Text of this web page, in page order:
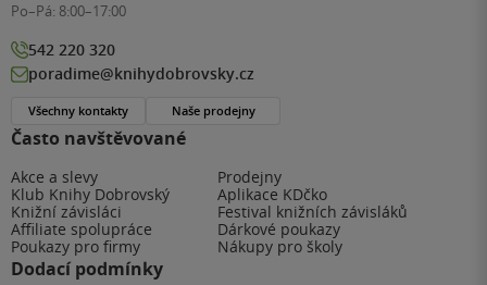
Často navštěvované
Akce a slevy
Prodejny
Klub Knihy Dobrovský
Aplikace KDčko
Knižní závisláci
Festival knižních závisláků
Affiliate spolupráce
Dárkové poukazy
Poukazy pro firmy
Nákupy pro školy
Dodací podmínky
Po–Pá: 8:00–17:00
542 220 320
poradime@knihydobrovsky.cz
Všechny kontakty Naše prodejny